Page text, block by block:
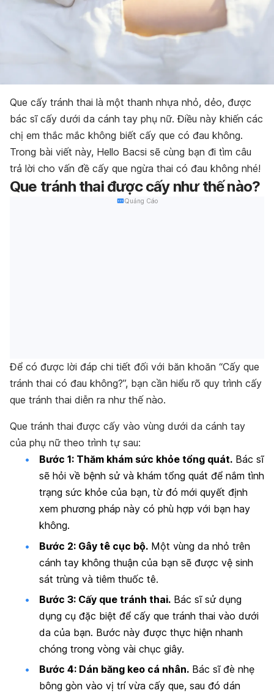
Que cấy tránh thai là một thanh nhựa nhỏ, dẻo, được
bác sĩ cấy dưới da cánh tay phụ nữ. Điều này khiến các
chị em thắc mắc không biết cấy que có đau không.
Trong bài viết này, Hello Bacsi sẽ cùng bạn đi tìm câu
trả lời cho vấn đề cấy que ngừa thai có đau không nhé!
Que tránh thai được cấy như thế nào?
Quảng Cáo
Để có được lời đáp chi tiết đối với băn khoăn “Cấy que
tránh thai có đau không?”, bạn cần hiểu rõ quy trình cấy
que tránh thai diễn ra như thế nào.
Que tránh thai được cấy vào vùng dưới da cánh tay
của phụ nữ theo trình tự sau:
Bước 1: Thăm khám sức khỏe tổng quát. Bác sĩ
sẽ hỏi về bệnh sử và khám tổng quát để nắm tình
trạng sức khỏe của bạn, từ đó mới quyết định
xem phương pháp này có phù hợp với bạn hay
không.
Bước 2: Gây tê cục bộ. Một vùng da nhỏ trên
cánh tay không thuận của bạn sẽ được vệ sinh
sát trùng và tiêm thuốc tê.
Bước 3: Cấy que tránh thai. Bác sĩ sử dụng
dụng cụ đặc biệt để cấy que tránh thai vào dưới
da của bạn. Bước này được thực hiện nhanh
chóng trong vòng vài chục giây.
Bước 4: Dán băng keo cá nhân. Bác sĩ đè nhẹ
bông gòn vào vị trí vừa cấy que, sau đó dán